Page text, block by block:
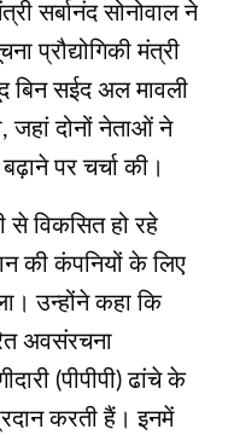
सर्बानंद सोनोवाल ने
प्रौद्योगिकी मंत्री
बिन सईद अल मावली
जहां दोनों नेताओं ने
पर चर्चा की।
से विकसित हो रहे
की कंपनियों के लिए
उन्होंने कहा कि
अवसंरचना
(पीपीपी) ढांचे के
करती हैं। इनमें